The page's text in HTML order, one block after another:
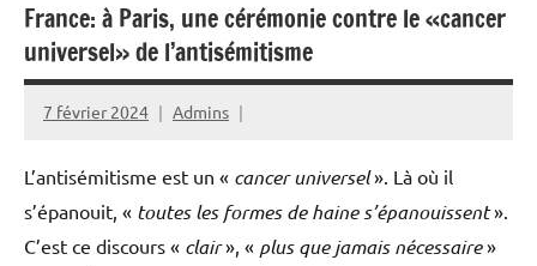
France: à Paris, une cérémonie contre le «cancer
universel» de l’antisémitisme
7 février 2024 Admins
L’antisémitisme est un « cancer universel». Là où il
s’épanouit, « toutes les formes de haine s’épanouissent».
C’est ce discours « clair», « plus que jamais nécessaire»